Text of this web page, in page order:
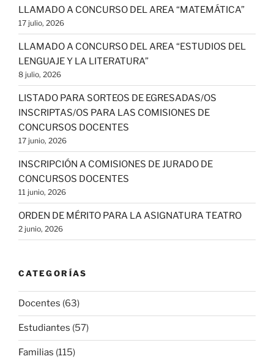
LLAMADO A CONCURSO DEL AREA “MATEMÁTICA”
17 julio, 2026
LLAMADO A CONCURSO DEL AREA “ESTUDIOS DEL
LENGUAJE Y LA LITERATURA”
8 julio, 2026
LISTADO PARA SORTEOS DE EGRESADAS/OS
INSCRIPTAS/OS PARA LAS COMISIONES DE
CONCURSOS DOCENTES
17 junio, 2026
INSCRIPCIÓN A COMISIONES DE JURADO DE
CONCURSOS DOCENTES
11 junio, 2026
ORDEN DE MÉRITO PARA LA ASIGNATURA TEATRO
2 junio, 2026
CATEGORÍAS
Docentes (63)
Estudiantes (57)
Familias (115)